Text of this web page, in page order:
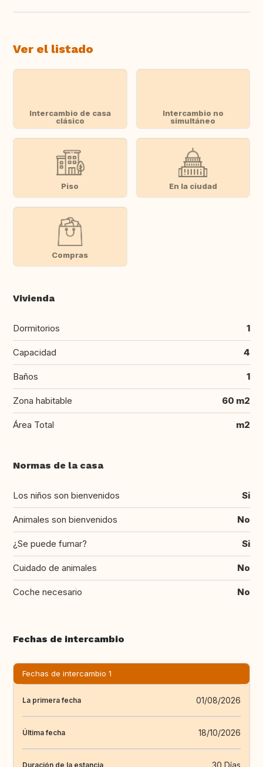
Ver el listado
Intercambio de casa
clásico
Intercambio no
simultáneo
Piso En la ciudad
Compras
Vivienda
Dormitorios 1
Capacidad 4
Baños 1
Zona habitable 60 m2
Área Total m2
Normas de la casa
Los niños son bienvenidos Si
Animales son bienvenidos No
¿Se puede fumar? Si
Cuidado de animales No
Coche necesario No
Fechas de intercambio
Fechas de intercambio 1
La primera fecha 01/08/2026
Última fecha 18/10/2026
Duración de la estancia